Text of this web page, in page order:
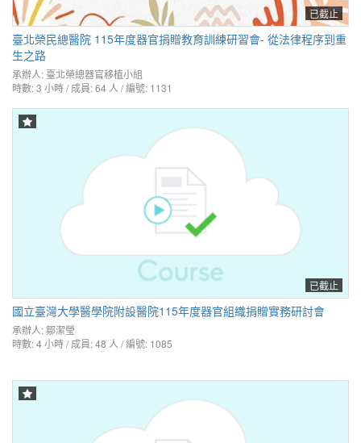
已截止
臺北榮民總醫院 115年度器官捐贈教育訓練研習會- 從法律程序到重
生之路
承辦人: 臺北榮總器官移植小組
時數: 3 小時 / 成員: 64 人 / 編號: 1131
已截止
國立臺灣大學醫學院附設醫院115年度器官組織捐贈實務研討會
承辦人:鄒潔瑩
時數: 4 小時 / 成員: 48 人 / 編號: 1085